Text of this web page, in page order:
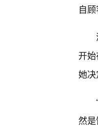
自
开
她
然